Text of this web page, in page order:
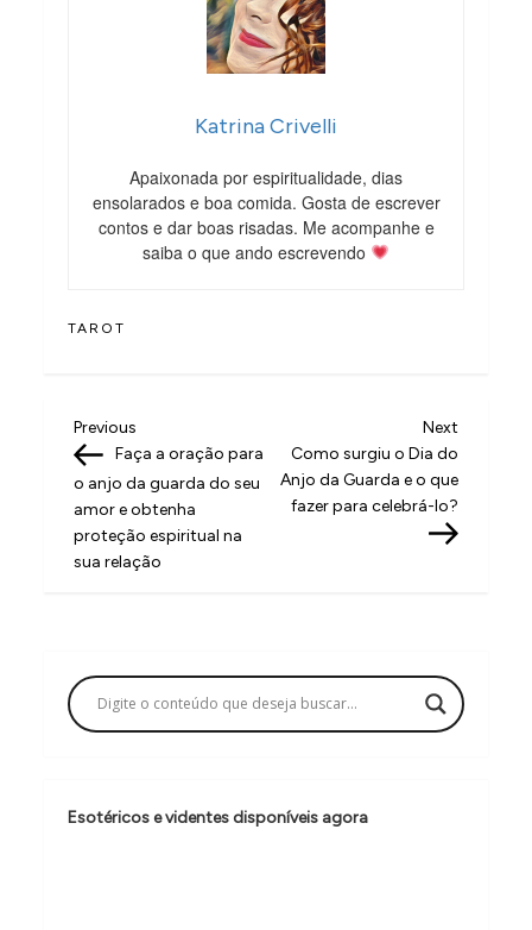
Katrina Crivelli
Apaixonada por espiritualidade, dias
ensolarados e boa comida. Gosta de escrever
contos e dar boas risadas. Me acompanhe e
saiba o que ando escrevendo
TAROT
N
a
v
e
ç
ã
o
e
Previous
Post
Previous
Faça a oração para
o anjo da guarda do seu
amor e obtenha
proteção espiritual na
sua relação
Next
Post
Next
Como surgiu o Dia do
Anjo da Guarda e o que
fazer para celebrá-lo?
Esotéricos e videntes disponíveis agora